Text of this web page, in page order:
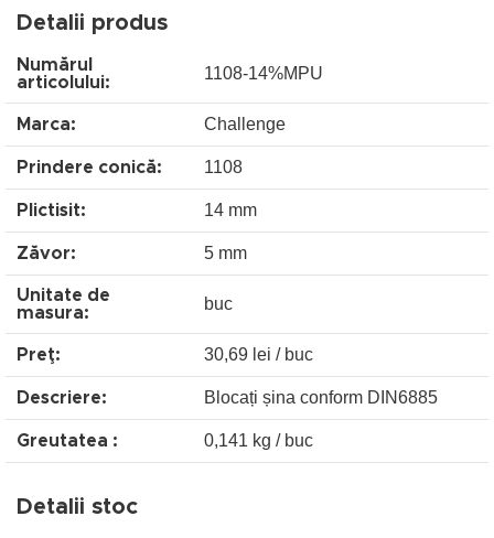
Detalii produs
Numărul
articolului:
1108-14%MPU
Marca: Challenge
Prindere conică: 1108
Plictisit: 14 mm
Zăvor: 5 mm
Unitate de
masura:
buc
Preţ: 30,69 lei / buc
Descriere: Blocați șina conform DIN6885
Greutatea : 0,141 kg / buc
Detalii stoc